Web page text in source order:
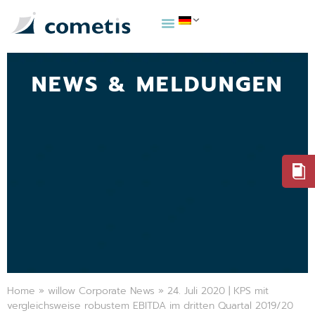
NEWS & MELDUNGEN
Home » willow Corporate News » 24. Juli 2020 | KPS mit
vergleichsweise robustem EBITDA im dritten Quartal 2019/20